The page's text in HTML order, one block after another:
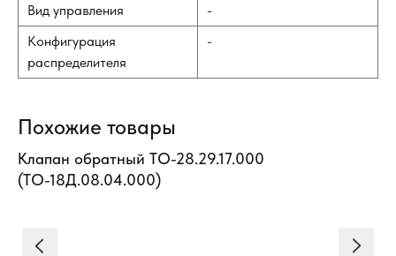
Вид управления
-
Конфигурация
распределителя
-
Похожие товары
Клапан обратный ТО-28.29.17.000
(ТО-18Д.08.04.000)